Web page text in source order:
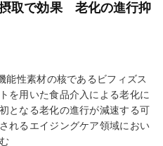
取で効果 老化の進行抑
性素材の核であるビフィズス
を用いた食品介入による老化に
となる老化の進行が減速する可
れるエイジングケア領域におい